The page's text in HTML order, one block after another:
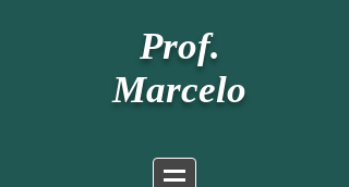
Prof.
Marcelo